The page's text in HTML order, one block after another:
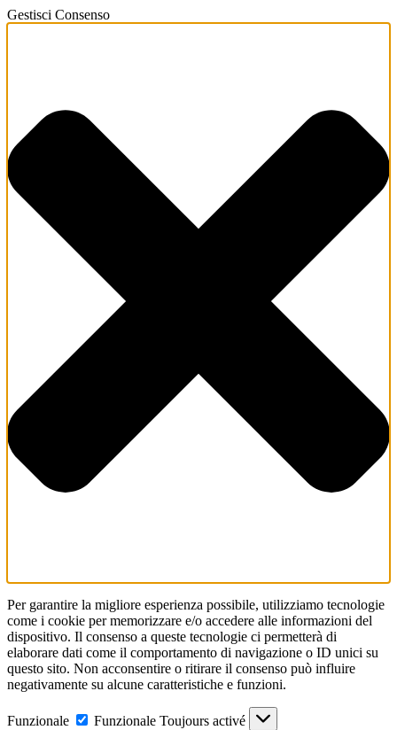
Gestisci Consenso
Per garantire la migliore esperienza possibile, utilizziamo tecnologie
come i cookie per memorizzare e/o accedere alle informazioni del
dispositivo. Il consenso a queste tecnologie ci permetterà di
elaborare dati come il comportamento di navigazione o ID unici su
questo sito. Non acconsentire o ritirare il consenso può influire
negativamente su alcune caratteristiche e funzioni.
Funzionale Funzionale Toujours activé